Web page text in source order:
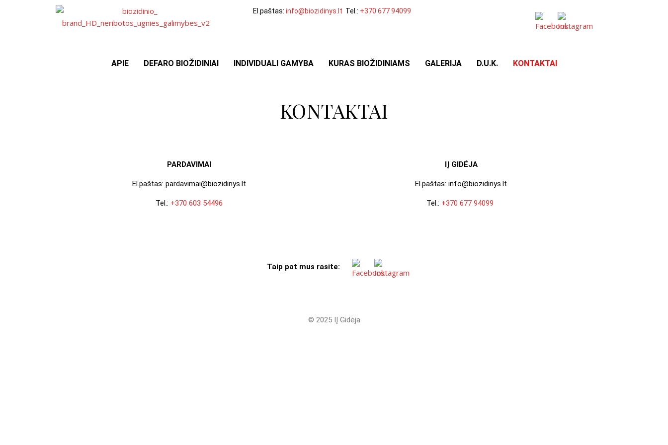
El.paštas:info@biozidinys.lt Tel.: +370 677 94099
APIE DEFARO BIOŽIDINIAI INDIVIDUALI GAMYBA KURAS BIOŽIDINIAMS GALERIJA D.U.K. KONTAKTAI
KONTAKTAI
PARDAVIMAI
El.paštas: pardavimai@biozidinys.lt
Tel.: +370 603 54496
IĮ GIDĖJA
El.paštas: info@biozidinys.lt
Tel.: +370 677 94099
Taip pat mus rasite:
© 2025 IĮ Gidėja